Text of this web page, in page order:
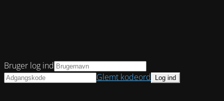
Bruger log ind
Glemt kodeord